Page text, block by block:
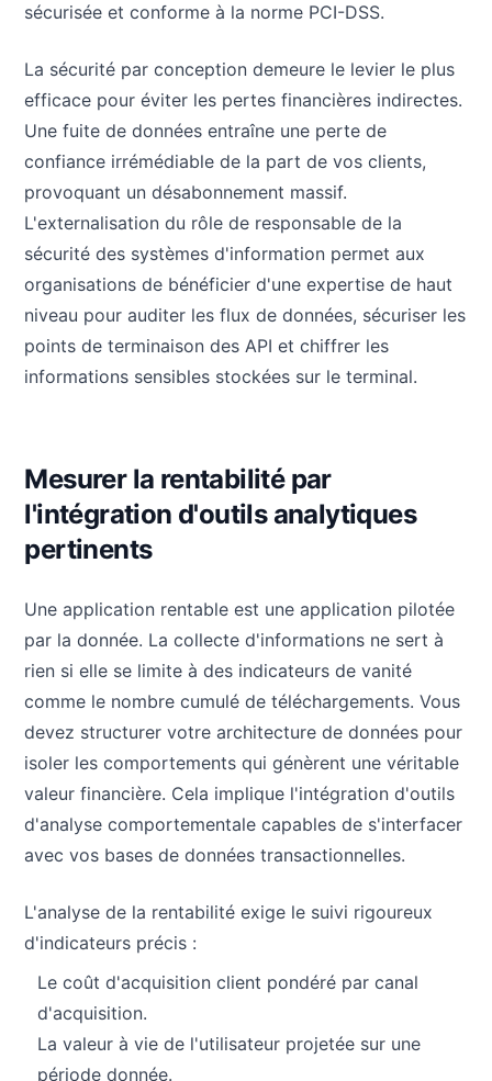
sécurisée et conforme à la norme PCI-DSS.
La sécurité par conception demeure le levier le plus
efficace pour éviter les pertes financières indirectes.
Une fuite de données entraîne une perte de
confiance irrémédiable de la part de vos clients,
provoquant un désabonnement massif.
L'externalisation du rôle de responsable de la
sécurité des systèmes d'information permet aux
organisations de bénéficier d'une expertise de haut
niveau pour auditer les flux de données, sécuriser les
points de terminaison des API et chiffrer les
informations sensibles stockées sur le terminal.
Mesurer la rentabilité par
l'intégration d'outils analytiques
pertinents
Une application rentable est une application pilotée
par la donnée. La collecte d'informations ne sert à
rien si elle se limite à des indicateurs de vanité
comme le nombre cumulé de téléchargements. Vous
devez structurer votre architecture de données pour
isoler les comportements qui génèrent une véritable
valeur financière. Cela implique l'intégration d'outils
d'analyse comportementale capables de s'interfacer
avec vos bases de données transactionnelles.
L'analyse de la rentabilité exige le suivi rigoureux
d'indicateurs précis :
Le coût d'acquisition client pondéré par canal
d'acquisition.
La valeur à vie de l'utilisateur projetée sur une
période donnée.